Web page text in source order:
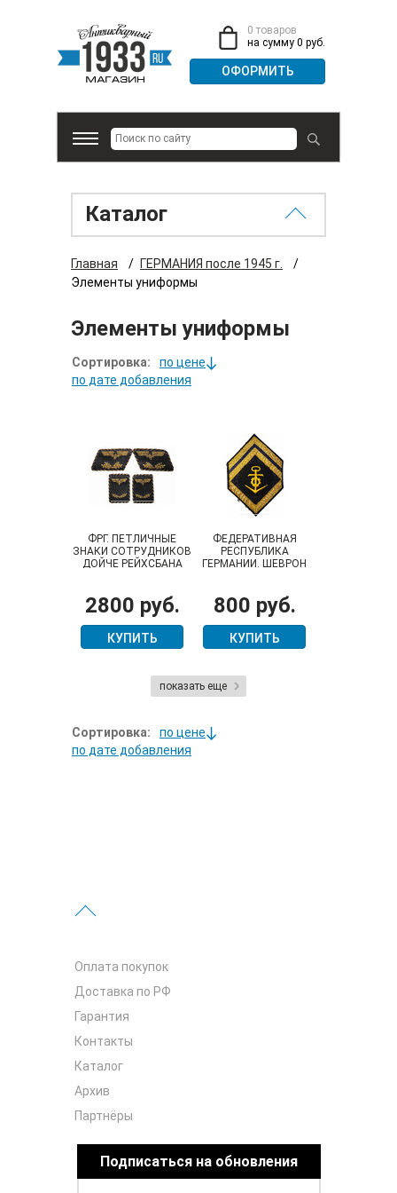
0 товаров
на сумму 0 руб.
Каталог
Главная / ГЕРМАНИЯ после 1945 г.
/
Элементы униформы
Элементы униформы
Сортировка:
по цене
по дате добавления
ФРГ. ПЕТЛИЧНЫЕ
ЗНАКИ СОТРУДНИКОВ
ДОЙЧЕ РЕЙХСБАНА
2800 руб.
КУПИТЬ
ФЕДЕРАТИВНАЯ
РЕСПУБЛИКА
ГЕРМАНИИ. ШЕВРОН
800 руб.
КУПИТЬ
показать еще
Сортировка:
по цене
по дате добавления
Оплата покупок
Доставка по РФ
Гарантия
Контакты
Каталог
Архив
Партнёры
Подписаться на обновления